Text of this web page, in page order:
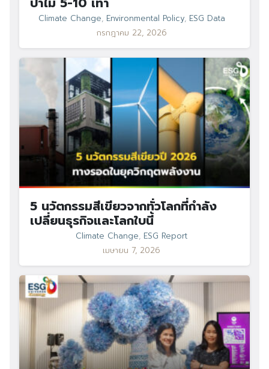
Search
for: Search
Climate Change, Environmental Policy, ESG Data
กรกฎาคม 22, 2026
5 นวัตกรรมสีเขียวจากทั่วโลกที่กำลัง
เปลี่ยนธุรกิจและโลกใบนี้
Climate Change, ESG Report
เมษายน 7, 2026